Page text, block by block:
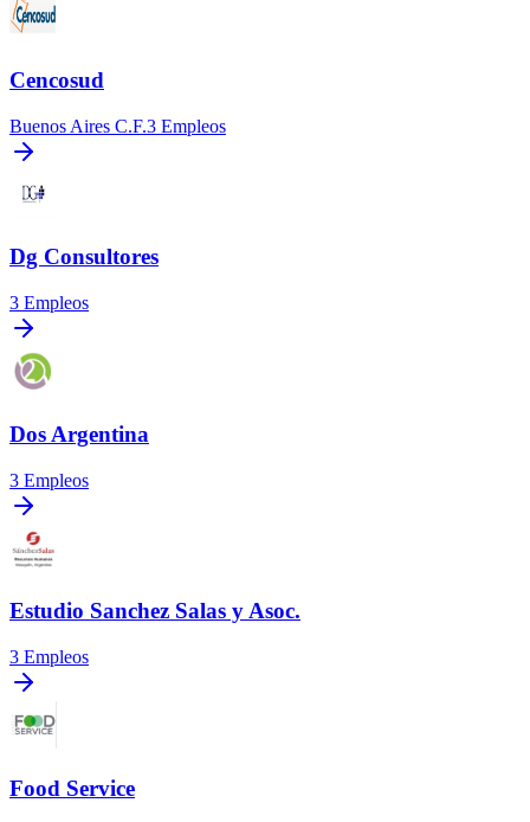
Cencosud
Buenos Aires C.F.3 Empleos
Dg Consultores
3 Empleos
Dos Argentina
3 Empleos
Estudio Sanchez Salas y Asoc.
3 Empleos
Food Service